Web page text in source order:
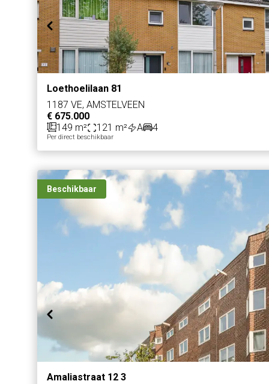
Loethoelilaan 81
1187 VE, AMSTELVEEN
€ 675.000
149 m²
121 m² A 4
Per direct beschikbaar
Beschikbaar
Amaliastraat 12 3